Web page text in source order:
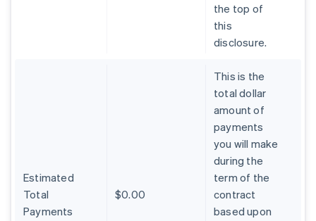
the top of
this
disclosure.
Estimated
Total
Payments
$0.00
This is the
total dollar
amount of
payments
you will make
during the
term of the
contract
based upon